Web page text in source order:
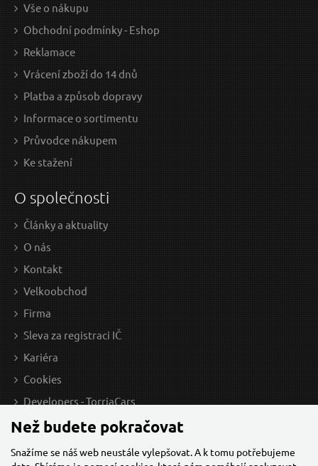
Vše o nákupu
Obchodní podmínky - Eshop
Reklamace
Vrácení zboží do 14 dnů
Platba a způsob dopravy
Informace o sortimentu
Průvodce nákupem
Ke stažení
O společnosti
Články a aktuality
O nás
Kontakt
Velkoobchod
Firma
Sleva za registraci IČ
Kariéra
Cookies
Developers - TorriaCars
Než budete pokračovat
Snažíme se náš web neustále vylepšovat. A k tomu potřebujeme